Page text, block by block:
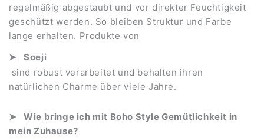
regelmäßig abgestaubt und vor direkter Feuchtigkeit
geschützt werden. So bleiben Struktur und Farbe
lange erhalten. Produkte von
Soeji
sind robust verarbeitet und behalten ihren
natürlichen Charme über viele Jahre.
Wie bringe ich mit Boho Style Gemütlichkeit in
mein Zuhause?